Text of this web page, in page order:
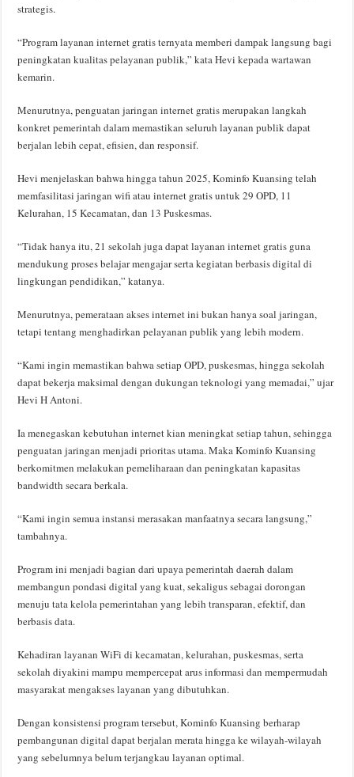
strategis.
“Program layanan internet gratis ternyata memberi dampak langsung bagi
peningkatan kualitas pelayanan publik,” kata Hevi kepada wartawan
kemarin.
Menurutnya, penguatan jaringan internet gratis merupakan langkah
konkret pemerintah dalam memastikan seluruh layanan publik dapat
berjalan lebih cepat, efisien, dan responsif.
Hevi menjelaskan bahwa hingga tahun 2025, Kominfo Kuansing telah
memfasilitasi jaringan wifi atau internet gratis untuk 29 OPD, 11
Kelurahan, 15 Kecamatan, dan 13 Puskesmas.
“Tidak hanya itu, 21 sekolah juga dapat layanan internet gratis guna
mendukung proses belajar mengajar serta kegiatan berbasis digital di
lingkungan pendidikan,” katanya.
Menurutnya, pemerataan akses internet ini bukan hanya soal jaringan,
tetapi tentang menghadirkan pelayanan publik yang lebih modern.
“Kami ingin memastikan bahwa setiap OPD, puskesmas, hingga sekolah
dapat bekerja maksimal dengan dukungan teknologi yang memadai,” ujar
Hevi H Antoni.
Ia menegaskan kebutuhan internet kian meningkat setiap tahun, sehingga
penguatan jaringan menjadi prioritas utama. Maka Kominfo Kuansing
berkomitmen melakukan pemeliharaan dan peningkatan kapasitas
bandwidth secara berkala.
“Kami ingin semua instansi merasakan manfaatnya secara langsung,”
tambahnya.
Program ini menjadi bagian dari upaya pemerintah daerah dalam
membangun pondasi digital yang kuat, sekaligus sebagai dorongan
menuju tata kelola pemerintahan yang lebih transparan, efektif, dan
berbasis data.
Kehadiran layanan WiFi di kecamatan, kelurahan, puskesmas, serta
sekolah diyakini mampu mempercepat arus informasi dan mempermudah
masyarakat mengakses layanan yang dibutuhkan.
Dengan konsistensi program tersebut, Kominfo Kuansing berharap
pembangunan digital dapat berjalan merata hingga ke wilayah-wilayah
yang sebelumnya belum terjangkau layanan optimal.